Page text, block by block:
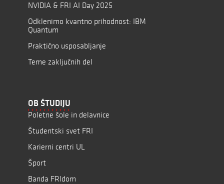
NVIDIA & FRI AI Day 2025
Odklenimo kvantno prihodnost: IBM
Quantum
Praktično usposabljanje
Teme zaključnih del
OB ŠTUDIJU
Poletne šole in delavnice
Študentski svet FRI
Karierni centri UL
Šport
Banda FRIdom